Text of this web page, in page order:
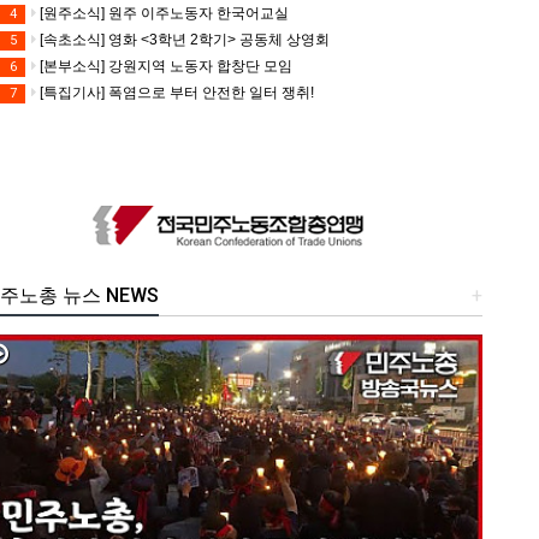
4 [원주소식] 원주 이주노동자 한국어교실
5 [속초소식] 영화 <3학년 2학기> 공동체 상영회
6 [본부소식] 강원지역 노동자 합창단 모임
7 [특집기사] 폭염으로 부터 안전한 일터 쟁취!
+
노총 뉴스 NEWS